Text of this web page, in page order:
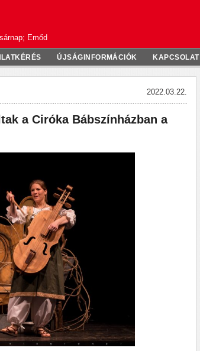
Emőd
ÚJSÁGINFORMÁCIÓK KAPCSOLAT
2022.03.22.
a Ciróka Bábszínházban a